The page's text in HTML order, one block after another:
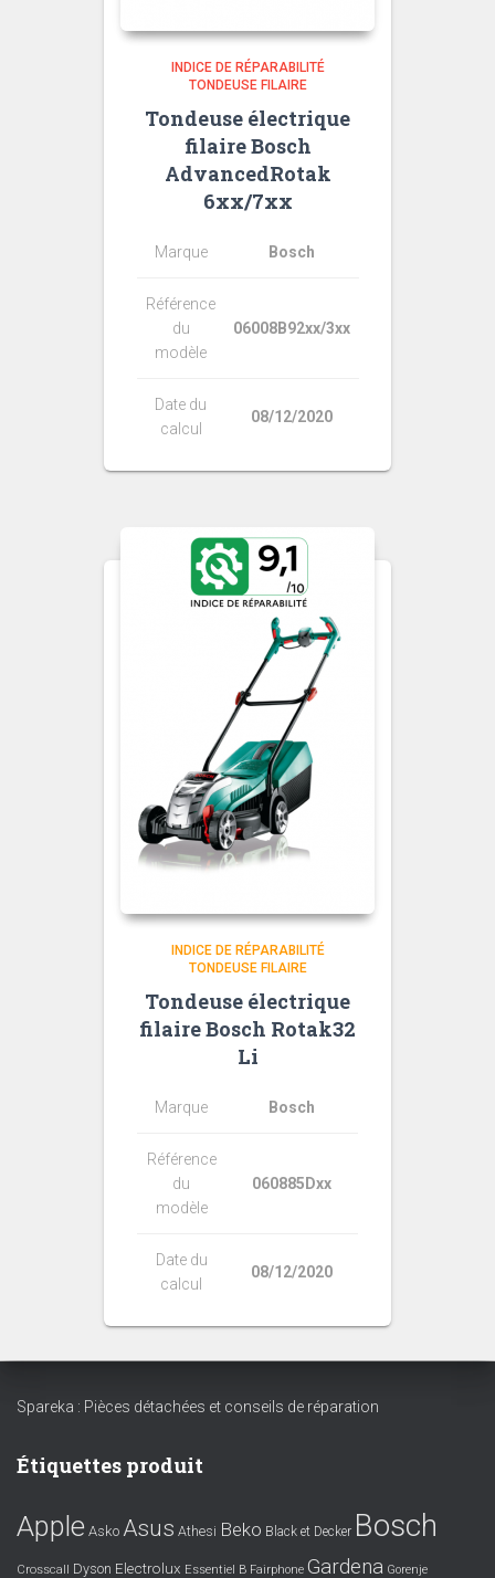
INDICE DE RÉPARABILITÉ
TONDEUSE FILAIRE
Tondeuse électrique
filaire Bosch
AdvancedRotak
6xx/7xx
Marque Bosch
Référence
du
modèle
06008B92xx/3xx
Date du
calcul
08/12/2020
INDICE DE RÉPARABILITÉ
TONDEUSE FILAIRE
Tondeuse électrique
filaire Bosch Rotak32
Li
Marque Bosch
Référence
du
modèle
060885Dxx
Date du
calcul
08/12/2020
Spareka : Pièces détachées et conseils de réparation
Étiquettes produit
Apple Asko Asus Athesi Beko Black et Decker Bosch
Crosscall Dyson Electrolux Essentiel B Fairphone Gardena Gorenje